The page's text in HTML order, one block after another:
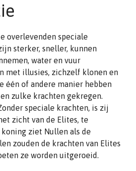
overlevenden speciale
sterker, sneller, kunnen
water en vuur
met illusies, zichzelf klonen en
één of andere manier hebben
zulke krachten gekregen.
speciale krachten, is zij
zicht van de Elites, te
koning ziet Nullen als de
zouden de krachten van Elites
ze worden uitgeroeid.